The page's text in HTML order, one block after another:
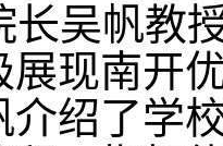
帆教授
展现南开
介绍了学